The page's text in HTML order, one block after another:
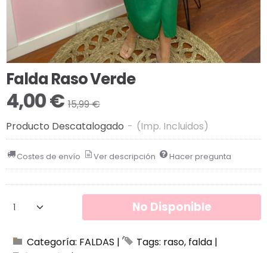
Falda Raso Verde
4,00 € 15,99 €
Producto Descatalogado - (Imp. Incluidos)
Costes de envío Ver descripción Hacer pregunta
No Disponible
Categoría: FALDAS | Tags: raso falda |